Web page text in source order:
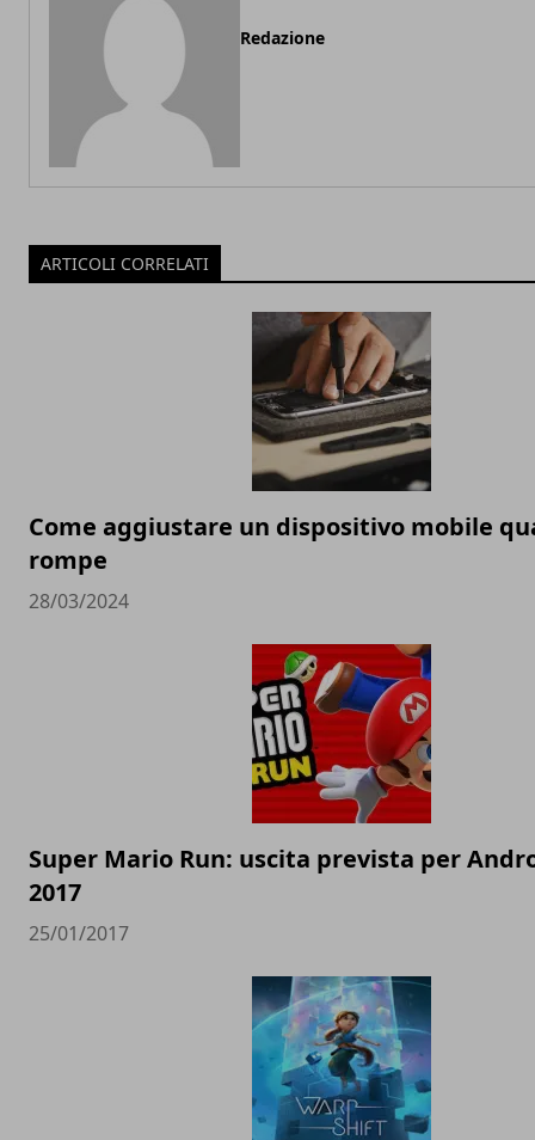
Redazione
ARTICOLI CORRELATI
Come aggiustare un dispositivo mobile
rompe
28/03/2024
Super Mario Run: uscita prevista per
2017
25/01/2017